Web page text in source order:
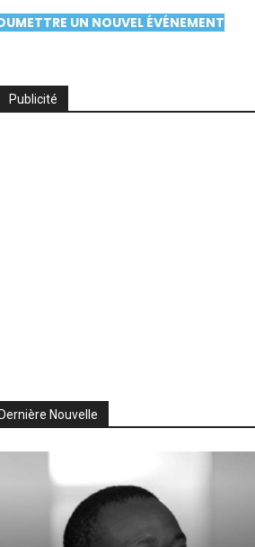
UN NOUVEL ÉVÉNEMENT
Publicité
Nouvelle